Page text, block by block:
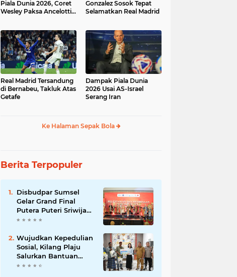
Piala Dunia 2026, Coret
Wesley Paksa Ancelotti
Gonzalez Sosok Tepat
Selamatkan Real Madrid
Real Madrid Tersandung
di Bernabeu, Takluk Atas
Getafe
Dampak Piala Dunia
2026 Usai AS-Israel
Serang Iran
Ke Halaman Sepak Bola
Berita Terpopuler
Disbudpar Sumsel
Gelar Grand Final
Putera Puteri Sriwijaya
2026, Sekda: Harus
Go Internasional
Wujudkan Kepedulian
Sosial, Kilang Plaju
Salurkan Bantuan
Bagi Korban